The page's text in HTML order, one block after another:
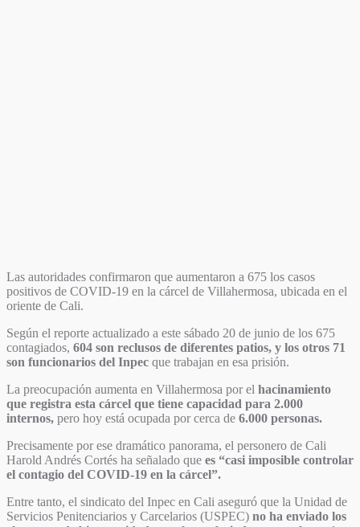
Las autoridades confirmaron que aumentaron a 675 los casos
positivos de COVID-19 en la cárcel de Villahermosa, ubicada en el
oriente de Cali.
Según el reporte actualizado a este sábado 20 de junio de los 675
contagiados, 604 son reclusos de diferentes patios, y los otros 71
son funcionarios del Inpec que trabajan en esa prisión.
La preocupación aumenta en Villahermosa por el hacinamiento
que registra esta cárcel que tiene capacidad para 2.000
internos, pero hoy está ocupada por cerca de 6.000 personas.
Precisamente por ese dramático panorama, el personero de Cali
Harold Andrés Cortés ha señalado que es “casi imposible controlar
el contagio del COVID-19 en la cárcel”.
Entre tanto, el sindicato del Inpec en Cali aseguró que la Unidad de
Servicios Penitenciarios y Carcelarios (USPEC) no ha enviado los